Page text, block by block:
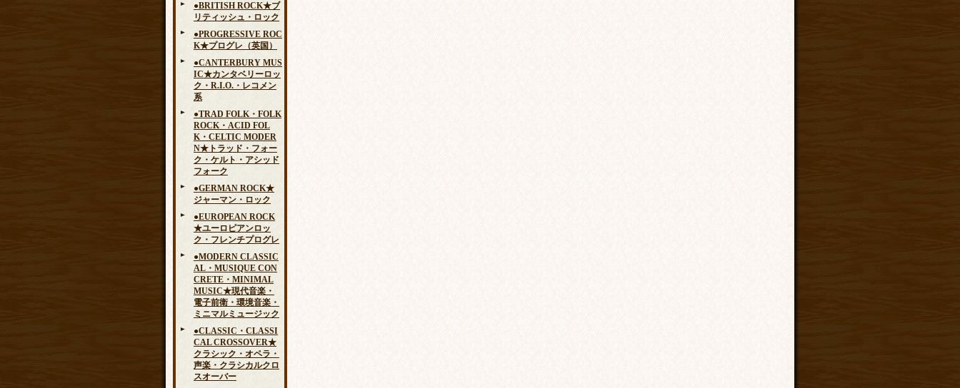
●BRITISH ROCK★ブ
リティッシュ・ロック
●PROGRESSIVE ROC
K★プログレ（英国）
●CANTERBURY MUS
IC★カンタベリーロッ
ク・R.I.O.・レコメン
系
●TRAD FOLK・FOLK
ROCK・ACID FOL
K・CELTIC MODER
N★トラッド・フォー
ク・ケルト・アシッド
フォーク
●GERMAN ROCK★
ジャーマン・ロック
●EUROPEAN ROCK
★ユーロピアンロッ
ク・フレンチプログレ
●MODERN CLASSIC
AL・MUSIQUE CON
CRETE・MINIMAL
MUSIC★現代音楽・
電子前衛・環境音楽・
ミニマルミュージック
●CLASSIC・CLASSI
CAL CROSSOVER★
クラシック・オペラ・
声楽・クラシカルクロ
スオーバー